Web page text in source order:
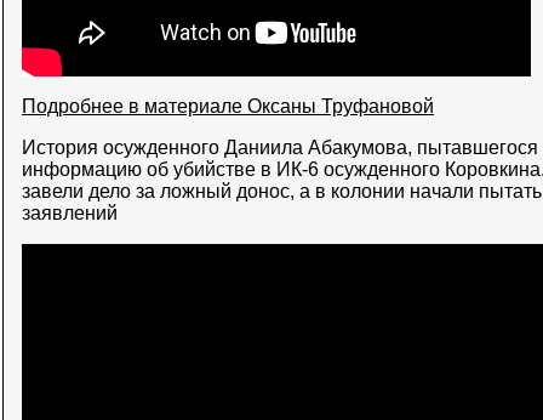
Подробнее в материале Оксаны Труфановой
История осужденного Даниила Абакумова, пытавшегося
информацию об убийстве в ИК-6 осужденного
завели дело за ложный донос, а в колонии начали
заявлений